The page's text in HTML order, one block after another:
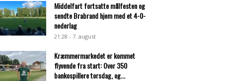
Middelfart fortsatte målfesten og
sendte Brabrand hjem med et 4-0-
nederlag
21:28 - 7. august
Kræmmermarkedet er kommet
flyvende fra start: Over 350
bankospillere torsdag, og...